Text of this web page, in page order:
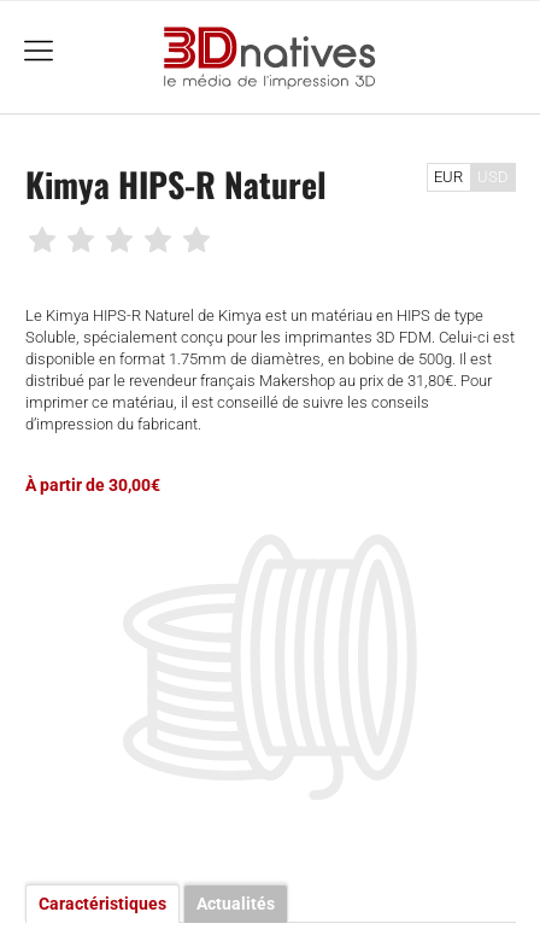
menu
Kimya HIPS-R Naturel
Le Kimya HIPS-R Naturel de Kimya est un matériau en HIPS de type
Soluble, spécialement conçu pour les imprimantes 3D FDM. Celui-ci est
disponible en format 1.75mm de diamètres, en bobine de 500g. Il est
distribué par le revendeur français Makershop au prix de 31,80€. Pour
imprimer ce matériau, il est conseillé de suivre les conseils
d’impression du fabricant.
EUR USD
À partir de 30,00€
Caractéristiques Actualités